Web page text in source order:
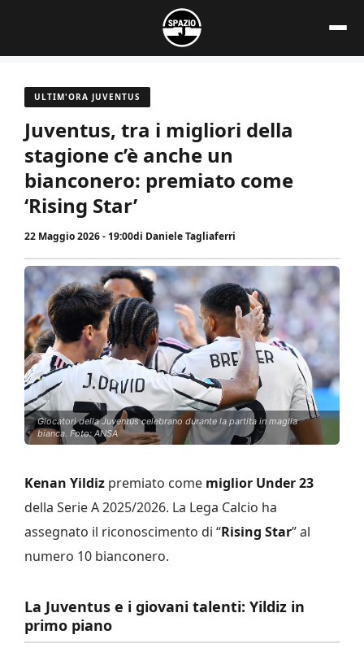
contenuto
ULTIM'ORA JUVENTUS
Juventus, tra i migliori della
stagione c’è anche un
bianconero: premiato come
‘Rising Star’
22 Maggio 2026 - 19:00di Daniele Tagliaferri
Giocatori della Juventus celebrano durante la partita in maglia
bianca. Foto: ANSA
Kenan Yildiz premiato come miglior Under 23
della Serie A 2025/2026. La Lega Calcio ha
assegnato il riconoscimento di “Rising Star” al
numero 10 bianconero.
La Juventus e i giovani talenti: Yildiz in
primo piano